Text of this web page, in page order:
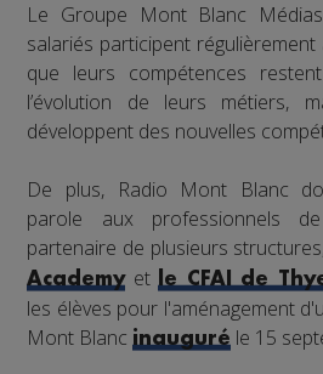
Le Groupe Mont Blanc
salariés participent
que leurs compétences
l’évolution de leurs métiers,
développent des nouvelles
De plus, Radio Mont Blanc
parole aux professionnels
partenaire de plusieurs
Academyetle CFAI de
les élèves pour l'aménagement
Mont Blancinauguré le 15